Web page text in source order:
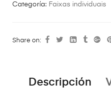
Categoría: Faixas individuais
Share on:
Descripción